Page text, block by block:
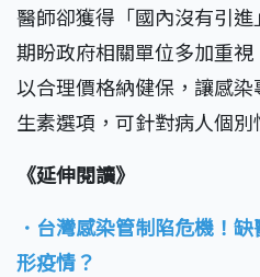
醫師卻獲得「國內沒有引進
期盼政府相關單位多加重
以合理價格納健保，讓感
生素選項，可針對病人個別
《延伸閱讀》
．台灣感染管制陷危機！
形疫情？